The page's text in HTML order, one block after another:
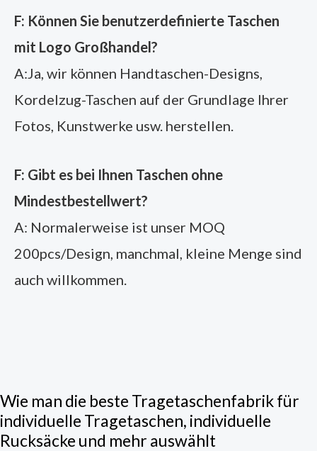
F: Können Sie benutzerdefinierte Taschen
mit Logo Großhandel?
A:Ja, wir können Handtaschen-Designs,
Kordelzug-Taschen auf der Grundlage Ihrer
Fotos, Kunstwerke usw. herstellen.
F: Gibt es bei Ihnen Taschen ohne
Mindestbestellwert?
A: Normalerweise ist unser MOQ
200pcs/Design, manchmal, kleine Menge sind
auch willkommen.
Wie man die beste Tragetaschenfabrik für
individuelle Tragetaschen, individuelle
Rucksäcke und mehr auswählt